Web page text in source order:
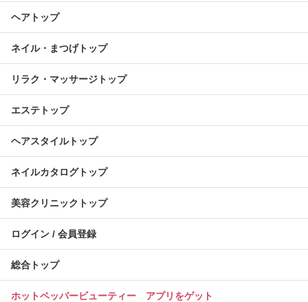
ヘアトップ
ネイル・まつげトップ
リラク・マッサージトップ
エステトップ
ヘアスタイルトップ
ネイルカタログトップ
美容クリニックトップ
ログイン / 会員登録
総合トップ
ホットペッパービューティー アプリをゲット